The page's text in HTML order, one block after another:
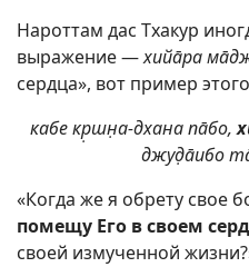
Нароттам дас Тхакур
выражение —хийāра
сердца», вот пример
кабе кр̣шн̣а-дхана пāбо,
джуд̣āибо
«Когда же я обрету свое
помещу Его в своем
своей измученной